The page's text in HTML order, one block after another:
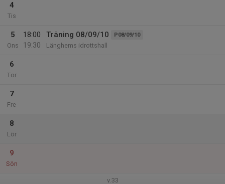
4
Tis
5
Ons
18:00
19:30
Träning 08/09/10 P08/09/10
Länghems idrottshall
6
Tor
7
Fre
8
Lör
9
Sön
v.33